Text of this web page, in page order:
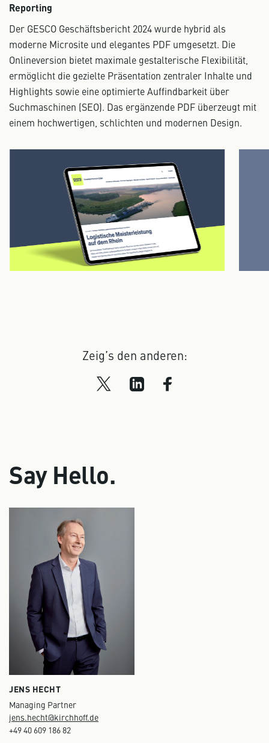
Reporting
Der GESCO Geschäftsbericht 2024 wurde hybrid als
moderne Microsite und elegantes PDF umgesetzt. Die
Onlineversion bietet maximale gestalterische Flexibilität,
ermöglicht die gezielte Präsentation zentraler Inhalte und
Highlights sowie eine optimierte Auffindbarkeit über
Suchmaschinen (SEO). Das ergänzende PDF überzeugt mit
einem hochwertigen, schlichten und modernen Design.
Zeig’s den anderen:
Say Hello.
JENS HECHT
Managing Partner
jens.hecht@kirchhoff.de
+49 40 609 186 82